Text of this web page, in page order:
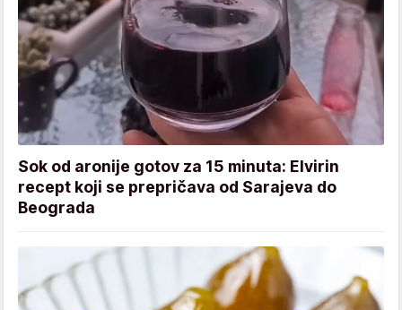
Sok od aronije gotov za 15 minuta: Elvirin
recept koji se prepričava od Sarajeva do
Beograda